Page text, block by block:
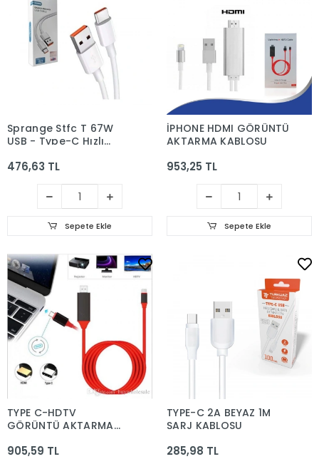
Sprange Stfc T 67W
USB - Type-C Hızlı
476,63 TL
Sepete Ekle
İPHONE HDMI GÖRÜNTÜ
AKTARMA KABLOSU
953,25 TL
Sepete Ekle
TYPE C-HDTV
GÖRÜNTÜ AKTARMA
905,59 TL
TYPE-C 2A BEYAZ 1M
ŞARJ KABLOSU
285,98 TL